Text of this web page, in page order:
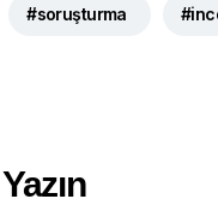
#soruşturma